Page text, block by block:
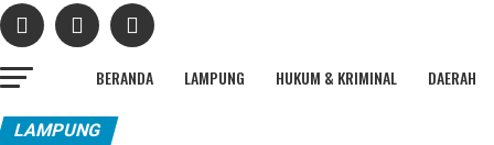
BERANDA LAMPUNG HUKUM & KRIMINAL DAERAH
LAMPUNG